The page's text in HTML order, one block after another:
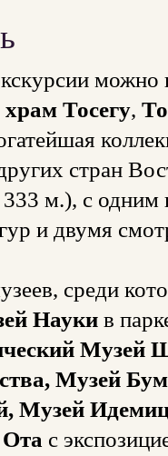
можно
храм Тосегу,
стран
333 м.), c одним
и двумя
среди
Науки в
Музей
Музей
Музей
с